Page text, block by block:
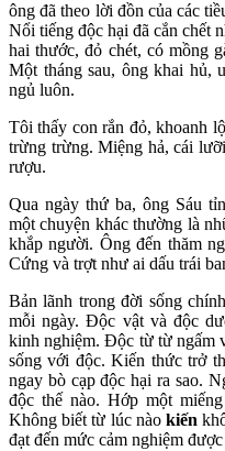
ông đã theo lời đồn của các
Nổi tiếng độc hại đã cắn chết
hai thước, đỏ chét, có mồng
Một tháng sau, ông khai hủ,
ngủ luôn.
Tôi thấy con rắn đỏ, khoanh
trừng trừng. Miệng hả, cái
rượu.
Qua ngày thứ ba, ông Sáu
một chuyện khác thường là
khắp người. Ông đến thăm
Cứng và trợt như ai dấu trái
Bản lãnh trong đời sống
mỗi ngày. Độc vật và độc
kinh nghiệm. Độc từ từ ngấm
sống với độc. Kiến thức trở
ngay bò cạp độc hại ra sao.
độc thế nào. Hớp một
Không biết từ lúc nàokiến
đạt đến mức cảm nghiệm